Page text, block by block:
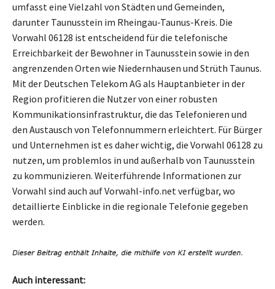
umfasst eine Vielzahl von Städten und Gemeinden,
darunter Taunusstein im Rheingau-Taunus-Kreis. Die
Vorwahl 06128 ist entscheidend für die telefonische
Erreichbarkeit der Bewohner in Taunusstein sowie in den
angrenzenden Orten wie Niedernhausen und Strüth Taunus.
Mit der Deutschen Telekom AG als Hauptanbieter in der
Region profitieren die Nutzer von einer robusten
Kommunikationsinfrastruktur, die das Telefonieren und
den Austausch von Telefonnummern erleichtert. Für Bürger
und Unternehmen ist es daher wichtig, die Vorwahl 06128 zu
nutzen, um problemlos in und außerhalb von Taunusstein
zu kommunizieren. Weiterführende Informationen zur
Vorwahl sind auch auf Vorwahl-info.net verfügbar, wo
detaillierte Einblicke in die regionale Telefonie gegeben
werden.
Auch interessant: